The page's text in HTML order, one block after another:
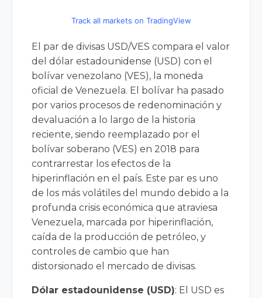
Track all markets on TradingView
El par de divisas USD/VES compara el valor
del dólar estadounidense (USD) con el
bolívar venezolano (VES), la moneda
oficial de Venezuela. El bolívar ha pasado
por varios procesos de redenominación y
devaluación a lo largo de la historia
reciente, siendo reemplazado por el
bolívar soberano (VES) en 2018 para
contrarrestar los efectos de la
hiperinflación en el país. Este par es uno
de los más volátiles del mundo debido a la
profunda crisis económica que atraviesa
Venezuela, marcada por hiperinflación,
caída de la producción de petróleo, y
controles de cambio que han
distorsionado el mercado de divisas.
Dólar estadounidense (USD): El USD es